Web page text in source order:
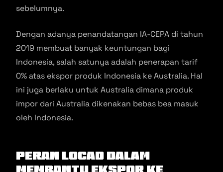
sebelumnya.
Dengan adanya penandatangan IA-CEPA di tahun
2019 membuat banyak keuntungan bagi
Indonesia, salah satunya adalah penerapan tarif
0% atas ekspor produk Indonesia ke Australia. Hal
ini juga berlaku untuk Australia dimana produk
impor dari Australia dikenakan bebas bea masuk
oleh Indonesia.
Peran Locad Dalam
Membantu Ekspor ke